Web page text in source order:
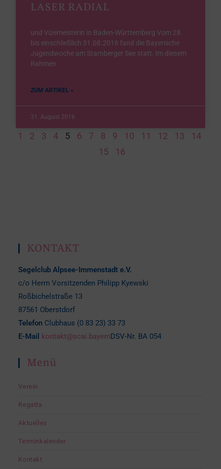
LASER RADIAL
und Vizemeisterin in Baden-Württemberg Vom 28.
bis einschließlich 31.08.2016 fand die Bayerische
Jugendwoche am Starnberger See statt. Im diesem
Rahmen
ZUM ARTIKEL »
31. August 2016
1 2 3 4 5 6 7 8 9 10 11 12 13
14
15
16
KONTAKT
Segelclub Alpsee-Immenstadt e.V.
c/o Herrn Vorsitzenden Philipp Kyewski
Roßbichelstraße 13
87561 Oberstdorf
Telefon Clubhaus (0 83 23) 33 73
E-Mail
kontakt@scai.bayernDSV-Nr. BA 054
Menü
Verein
Regatta
Aktuelles
Terminkalender
Kontakt